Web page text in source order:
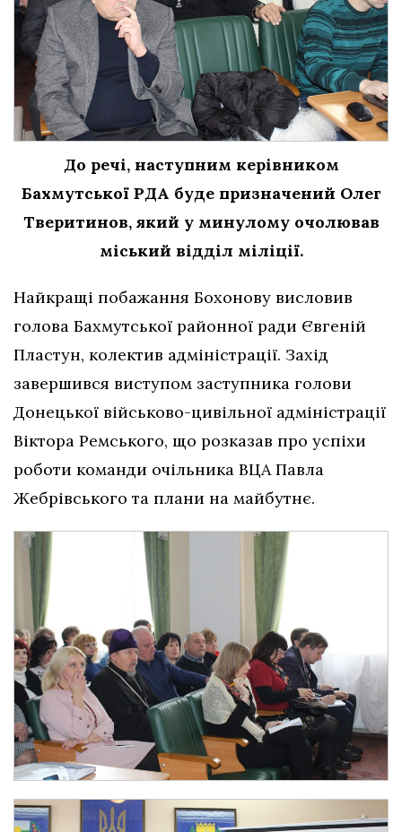
До речі, наступним керівником
Бахмутської РДА буде призначений Олег
Тверитинов, який у минулому очолював
міський відділ міліції.
Найкращі побажання Бохонову висловив
голова Бахмутської районної ради Євгеній
Пластун, колектив адміністрації. Захід
завершився виступом заступника голови
Донецької військово-цивільної адміністрації
Віктора Ремського, що розказав про успіхи
роботи команди очільника ВЦА Павла
Жебрівського та плани на майбутнє.